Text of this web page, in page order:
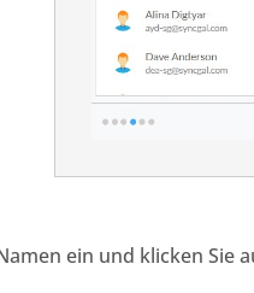
ein und klicken Sie